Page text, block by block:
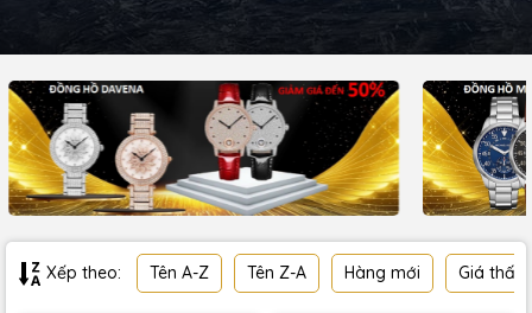
Xếp theo: Tên A-Z Tên Z-A Hàng mới Giá thấp